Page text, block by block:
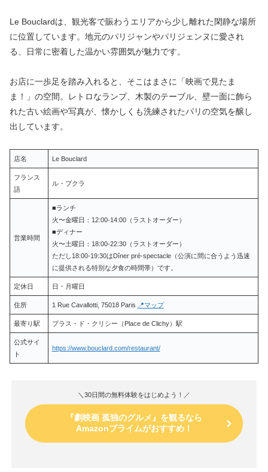
Le Bouclardは、観光客で賑わうエリアから少し離れた閑静な場所
に位置しています。地元のパリジャンやパリジェンヌに愛され
る、日常に密着した温かい雰囲気が魅力です。
お店に一歩足を踏み入れると、そこはまさに「映画で見たま
ま！」の空間。レトロなランプ、木製のテーブル、壁一面に飾ら
れた古い絵画や写真が、懐かしくも洗練されたパリの空気を醸し
出しています。
店名 Le Bouclard
フランス
語
ル・ブクラ
営業時間
■ランチ
火〜金曜日：12:00-14:00（ラストオーダー）
■ディナー
火〜土曜日：18:00-22:30（ラストオーダー）
ただし18:00-19:30はDîner pré-spectacle（公演に間に合うよう迅速
に提供される特別な夕食の時間帯）です。
定休日 日・月曜日
住所 1 Rue Cavallotti, 75018 Paris 📍マップ
最寄り駅 プラス・ド・クリシー（Place de Clichy）駅
公式サイ
ト
https://www.bouclard.com/restaurant/
＼30日間の無料体験をはじめよう！／
『劇映画 孤独のグルメ』を観るなら
Amazonプライムがおすすめ！